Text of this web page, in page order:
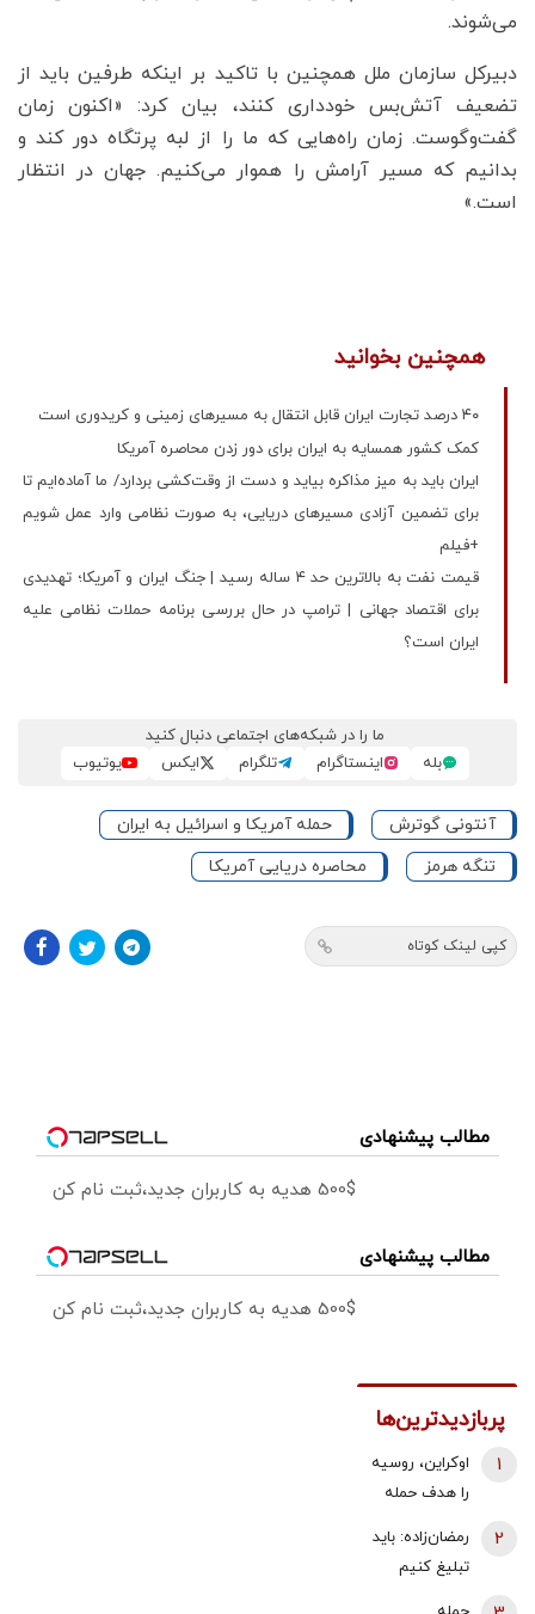
می‌شوند.
دبیرکل سازمان ملل همچنین با تاکید بر اینکه طرفین باید از
تضعیف آتش‌بس خودداری کنند، بیان کرد: «اکنون زمان
گفت‌وگوست. زمان راه‌هایی که ما را از لبه پرتگاه دور کند و
بدانیم که مسیر آرامش را هموار می‌کنیم. جهان در انتظار
است.»
همچنین بخوانید
۴۰ درصد تجارت ایران قابل انتقال به مسیرهای زمینی و کریدوری است
کمک کشور همسایه به ایران برای دور زدن محاصره آمریکا
ایران باید به میز مذاکره بیاید و دست از وقت‌کشی بردارد/ ما آماده‌ایم تا
برای تضمین آزادی مسیرهای دریایی، به صورت نظامی وارد عمل شویم
+فیلم
قیمت نفت به بالاترین حد ۴ ساله رسید | جنگ ایران و آمریکا؛ تهدیدی
برای اقتصاد جهانی | ترامپ در حال بررسی برنامه حملات نظامی علیه
ایران است؟
ما را در شبکه‌های اجتماعی دنبال کنید
بله
اینستاگرام تلگرام ایکس یوتیوب
آنتونی گوترش
حمله آمریکا و اسرائیل به ایران
تنگه هرمز
محاصره دریایی آمریکا
کپی لینک کوتاه
مطالب پیشنهادی
500$ هدیه به کاربران جدید،ثبت نام کن
مطالب پیشنهادی
500$ هدیه به کاربران جدید،ثبت نام کن
پربازدیدترین‌ها
اوکراین، روسیه
را هدف حمله
سوزی گسترده
در پالایشگاه
1
رمضان‌زاده: باید
تبلیغ کنیم
2